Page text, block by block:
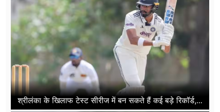
श्रीलंका के खिलाफ टेस्ट सीरीज में बन सकते हैं कई बड़े रिकॉर्ड,...